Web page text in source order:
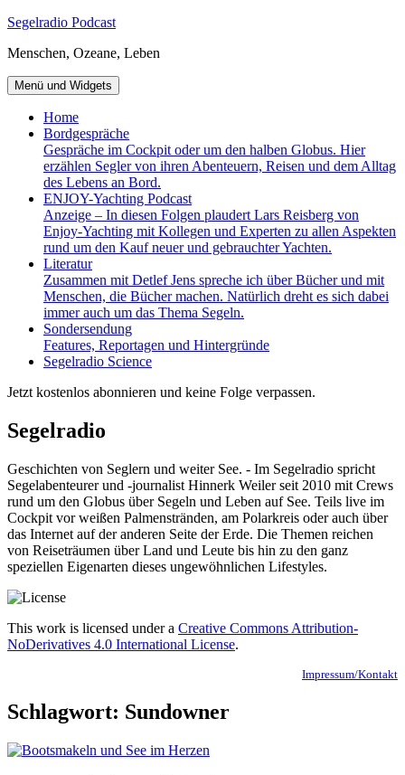
Zum
springen
Segelradio Podcast
Menschen, Ozeane, Leben
Menü und Widgets
Home
Bordgespräche
Gespräche im Cockpit oder um den halben Globus. Hier
erzählen Segler von ihren Abenteuern, Reisen und dem Alltag
des Lebens an Bord.
ENJOY-Yachting Podcast
Anzeige – In diesen Folgen plaudert Lars Reisberg von
Enjoy-Yachting mit Kollegen und Experten zu allen Aspekten
rund um den Kauf neuer und gebrauchter Yachten.
Literatur
Zusammen mit Detlef Jens spreche ich über Bücher und mit
Menschen, die Bücher machen. Natürlich dreht es sich dabei
immer auch um das Thema Segeln.
Sondersendung
Features, Reportagen und Hintergründe
Segelradio Science
Jetzt kostenlos abonnieren und keine Folge verpassen.
Segelradio
Geschichten von Seglern und weiter See. - Im Segelradio spricht
Segelabenteurer und -journalist Hinnerk Weiler seit 2010 mit Crews
rund um den Globus über Segeln und Leben auf See. Teils live im
Cockpit vor weißen Palmenstränden, am Polarkreis oder auch über
das Internet auf der anderen Seite der Erde. Die Themen reichen
von Reiseträumen über Land und Leute bis hin zu den ganz
speziellen Eigenarten dieses ungewöhnlichen Lifestyles.
This work is licensed under a Creative Commons Attribution-
NoDerivatives 4.0 International License.
Impressum/Kontakt
Schlagwort: Sundowner